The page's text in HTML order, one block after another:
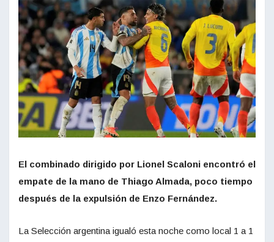
El combinado dirigido por Lionel Scaloni encontró el
empate de la mano de Thiago Almada, poco tiempo
después de la expulsión de Enzo Fernández.
La Selección argentina igualó esta noche como local 1 a 1